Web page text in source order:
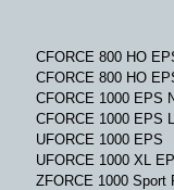
CFORCE 800 HO
CFORCE 800 HO
CFORCE 1000 EPS
CFORCE 1000 EPS
UFORCE 1000 EPS
UFORCE 1000 XL
ZFORCE 1000 Sport